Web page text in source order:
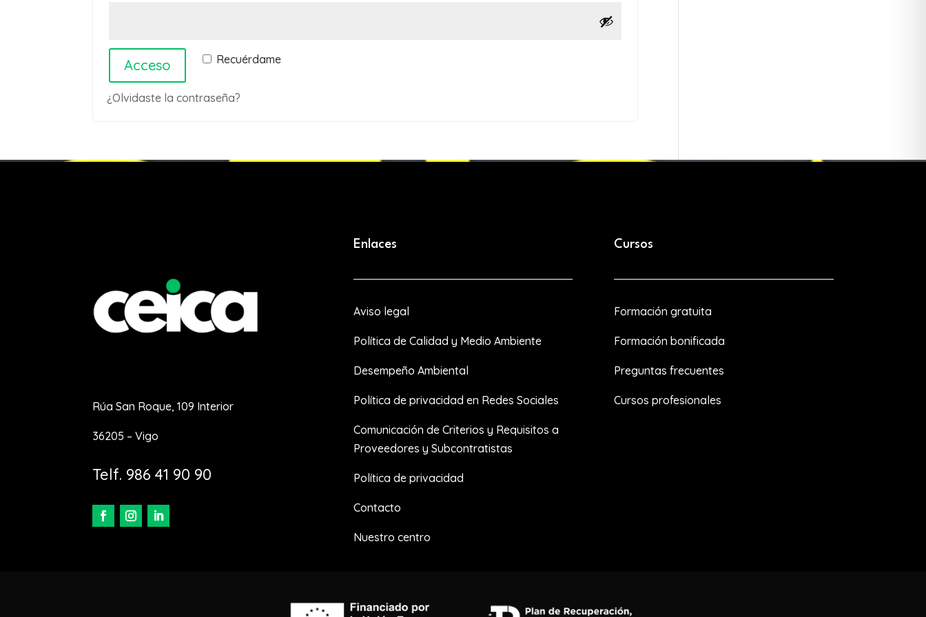
Recuérdame
Acceso
¿Olvidaste la contraseña?
Rúa San Roque, 109 Interior
36205 – Vigo
Telf. 986 41 90 90
Enlaces
Aviso legal
Política de Calidad y Medio Ambiente
Desempeño Ambiental
Política de privacidad en Redes Sociales
Comunicación de Criterios y Requisitos a
Proveedores y Subcontratistas
Política de privacidad
Contacto
Nuestro centro
Cursos
Formación gratuita
Formación bonificada
Preguntas frecuentes
Cursos profesionales